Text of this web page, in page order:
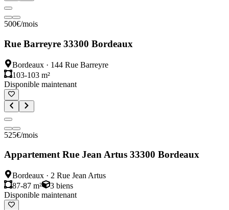
500€/mois
Rue Barreyre 33300 Bordeaux
Bordeaux · 144 Rue Barreyre
103-103 m²
Disponible maintenant
525€/mois
Appartement Rue Jean Artus 33300 Bordeaux
Bordeaux · 2 Rue Jean Artus
87-87 m²
3 biens
Disponible maintenant